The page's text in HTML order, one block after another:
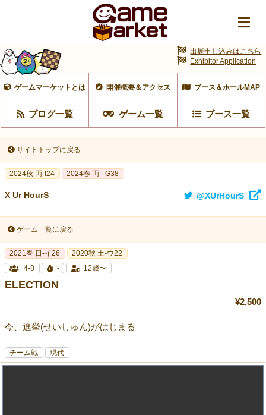
ゲームマーケットとは 開催概要＆アクセス ブース＆ホールMAP
ブログ一覧 ゲーム一覧 ブース一覧
出展申し込みはこちら
Exhibitor Application
サイトトップに戻る
2024秋 両-I24 2024春 両 - G38
X Ur HourS @XUrHourS
ゲーム一覧に戻る
2021春 日-イ26
2020秋 土-ウ22
4-8
- 12歳〜
ELECTION
¥2,500
今、選挙(せいしゅん)がはじまる
チーム戦 現代